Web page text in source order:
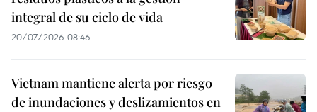
integral de su ciclo de vida
20/07/2026 08:46
Vietnam mantiene alerta por riesgo
de inundaciones y deslizamientos en